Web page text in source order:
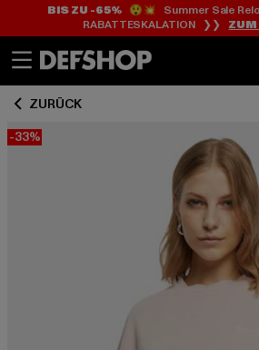
Zum
Inhalt
Zum
BIS ZU -65%😲💥 Summer Sale
RABATTESKALATION ❯❯
ZURÜCK
-33%